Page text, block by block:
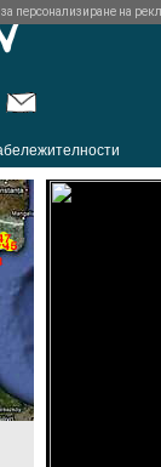
персонализиране на